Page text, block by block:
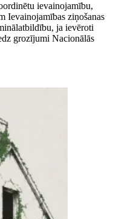
ievainojamību,
Ievainojamības ziņošanas
ja ievēroti
grozījumi Nacionālās